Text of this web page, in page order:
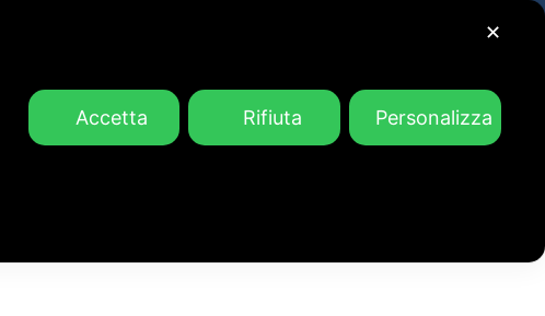
✕
Accetta Rifiuta Personalizza